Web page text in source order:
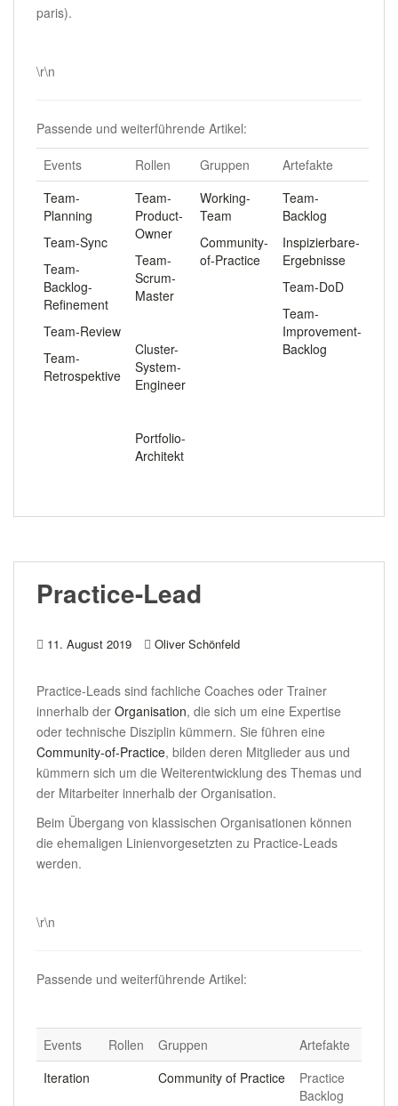
paris).
\r\n
Passende und weiterführende Artikel:
Events Rollen Gruppen
Artefakte
Team-
Planning
Team-Sync
Team-
Backlog-
Refinement
Team-Review
Team-
Retrospektive
Team-
Product-
Owner
Team-
Scrum-
Master
Cluster-
System-
Engineer
Portfolio-
Architekt
Working-
Team
Community-
of-Practice
Team-
Backlog
Inspizierbare-
Ergebnisse
Team-DoD
Team-
Improvement-
Backlog
Practice-Lead
11. August 2019 Oliver Schönfeld
Practice-Leads sind fachliche Coaches oder Trainer
innerhalb der Organisation, die sich um eine Expertise
oder technische Disziplin kümmern. Sie führen eine
Community-of-Practice, bilden deren Mitglieder aus und
kümmern sich um die Weiterentwicklung des Themas und
der Mitarbeiter innerhalb der Organisation.
Beim Übergang von klassischen Organisationen können
die ehemaligen Linienvorgesetzten zu Practice-Leads
werden.
\r\n
Passende und weiterführende Artikel:
Events Rollen Gruppen
Artefakte
Iteration
Community of Practice
Practice
Backlog